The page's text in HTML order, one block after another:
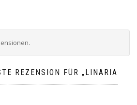
REZENSION FÜR „LINARIA